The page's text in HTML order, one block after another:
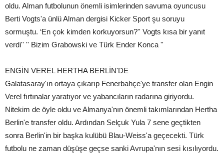
oldu. Alman futbolunun önemli isimlerinden savuma oyuncusu
Berti Vogts'a ünlü Alman dergisi Kicker Sport şu soruyu
sormuştu. ‘En çok kimden korkuyorsun?'' Vogts kısa bir yanıt
verdi'' '' Bizim Grabowski ve Türk Ender Konca ''
ENGİN VEREL HERTHA BERLİN'DE
Galatasaray'ın ortaya çıkarıp Fenerbahçe'ye transfer olan Engin
Verel fırtınalar yaratıyor ve yabancıların radarına giriyordu.
Nitekim de öyle oldu ve Almanya'nın önemli takımlarından Hertha
Berlin'e transfer oldu. Ardından Selçuk Yula 7 sene geçtikten
sonra Berlin'in bir başka kulübü Blau-Weiss'a geçecekti. Türk
futbolu ne zaman düşüşe geçse sanki Avrupa'nın sesi kısılıyordu.